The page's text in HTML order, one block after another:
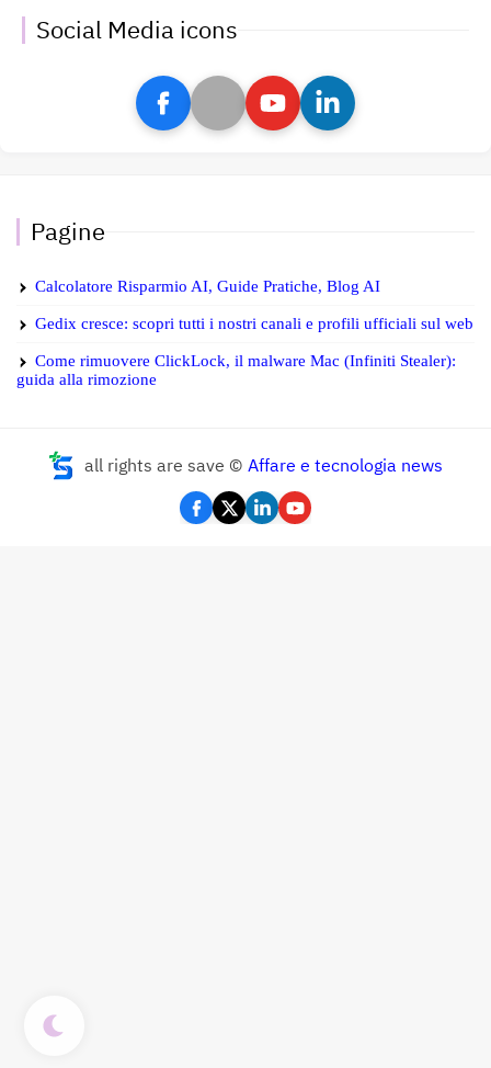
Social Media icons
Pagine
Calcolatore Risparmio AI, Guide Pratiche, Blog AI
Gedix cresce: scopri tutti i nostri canali e profili ufficiali sul web
Come rimuovere ClickLock, il malware Mac (Infiniti Stealer):
guida alla rimozione
all rights are save © Affare e tecnologia news